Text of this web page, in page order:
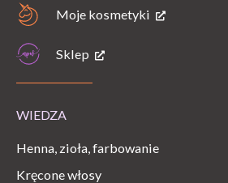
Moje kosmetyki
Sklep
WIEDZA
Henna, zioła, farbowanie
Kręcone włosy